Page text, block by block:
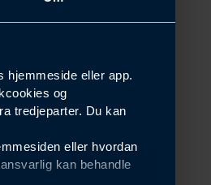
hjemmeside eller app.
og
tredjeparter. Du kan
eller hvordan
kan behandle